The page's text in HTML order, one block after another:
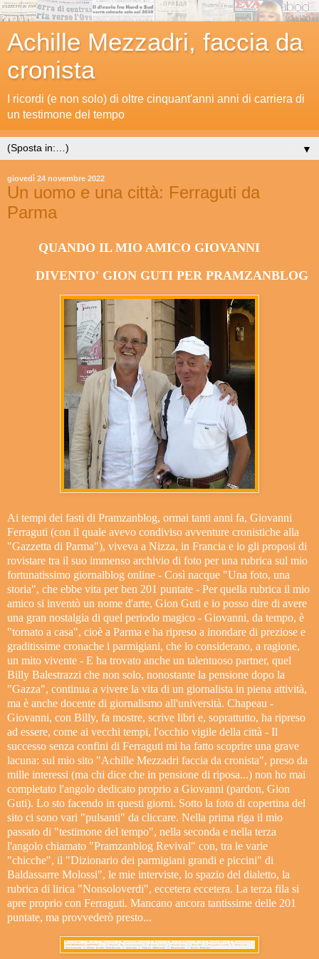
Achille Mezzadri, faccia da
cronista
I ricordi (e non solo) di oltre cinquant'anni anni di carriera di
un testimone del tempo
▼
giovedì 24 novembre 2022
Un uomo e una città: Ferraguti da
Parma
QUANDO IL MIO AMICO GIOVANNI
DIVENTO' GION GUTI PER PRAMZANBLOG
Ai tempi dei fasti di Pramzanblog, ormai tanti anni fa, Giovanni
Ferraguti (con il quale avevo condiviso avventure cronistiche alla
"Gazzetta di Parma"), viveva a Nizza, in Francia e io gli proposi di
rovistare tra il suo immenso archivio di foto per una rubrica sul mio
fortunatissimo giornalblog online - Così nacque "Una foto, una
storia", che ebbe vita per ben 201 puntate - Per quella rubrica il mio
amico si inventò un nome d'arte, Gion Guti e io posso dire di avere
una gran nostalgia di quel periodo magico - Giovanni, da tempo, è
"tornato a casa", cioè a Parma e ha ripreso a inondare di preziose e
graditissime cronache i parmigiani, che lo considerano, a ragione,
un mito vivente - E ha trovato anche un talentuoso partner, quel
Billy Balestrazzi che non solo, nonostante la pensione dopo la
"Gazza", continua a vivere la vita di un giornalista in piena attività,
ma è anche docente di giornalismo all'università. Chapeau -
Giovanni, con Billy, fa mostre, scrive libri e, soprattutto, ha ripreso
ad essere, come ai vecchi tempi, l'occhio vigile della città - Il
successo senza confini di Ferraguti mi ha fatto scoprire una grave
lacuna: sul mio sito "Achille Mezzadri faccia da cronista", preso da
mille interessi (ma chi dice che in pensione di riposa...) non ho mai
completato l'angolo dedicato proprio a Giovanni (pardon, Gion
Guti). Lo sto facendo in questi giorni. Sotto la foto di copertina del
sito ci sono vari "pulsanti" da cliccare. Nella prima riga il mio
passato di "testimone del tempo", nella seconda e nella terza
l'angolo chiamato "Pramzanblog Revival" con, tra le varie
"chicche", il "Dizionario dei parmigiani grandi e piccini" di
Baldassarre Molossi", le mie interviste, lo spazio del dialetto, la
rubrica di lirica "Nonsoloverdi", eccetera eccetera. La terza fila si
apre proprio con Ferraguti. Mancano ancora tantissime delle 201
puntate, ma provvederò presto...